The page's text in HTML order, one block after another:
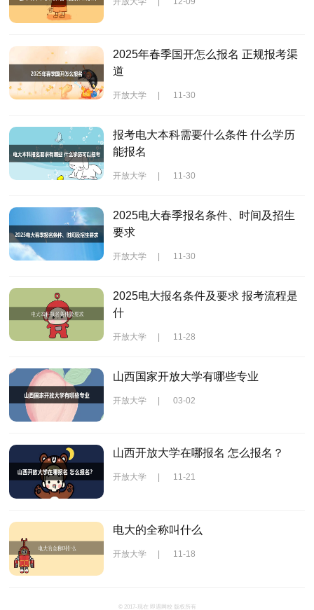
2025年春季国开怎么报名 正规报考渠
道
开放大学 | 11-30
报考电大本科需要什么条件 什么学历
能报名
开放大学 | 11-30
2025电大春季报名条件、时间及招生
要求
开放大学 | 11-30
2025电大报名条件及要求 报考流程是
什
开放大学 | 11-28
山西国家开放大学有哪些专业
开放大学 | 03-02
山西开放大学在哪报名 怎么报名？
开放大学 11-21
电大的全称叫什么
开放大学 11-18
© 2017-现在 即遇网校 版权所有